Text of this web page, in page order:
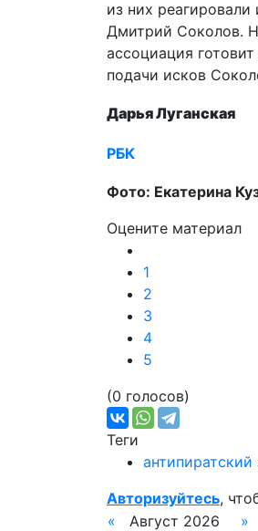
из них
Дмитрий Соколов.
ассоциация
подачи исков
Дарья Луганская
РБК
Фото: Екатерина
Оцените материал
1
2
3
4
5
(0 голосов)
Теги
антипиратский
Авторизуйтесь,
«
Август 2026 »